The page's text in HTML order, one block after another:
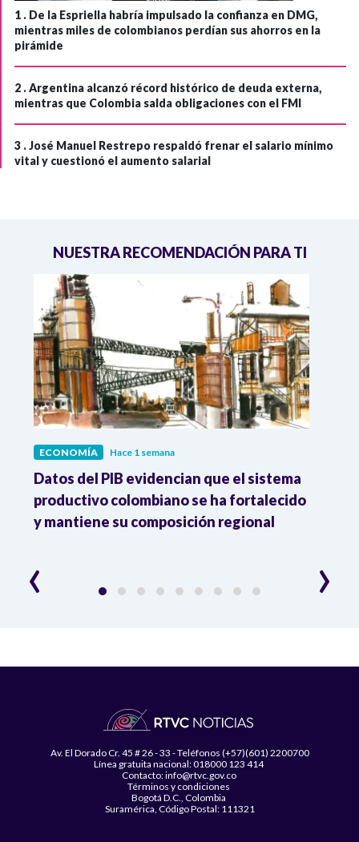
1 . De la Espriella habría impulsado la confianza en DMG,
mientras miles de colombianos perdían sus ahorros en la
pirámide
2 .Argentina alcanzó récord histórico de deuda externa,
mientras que Colombia salda obligaciones con el FMI
3 .José Manuel Restrepo respaldó frenar el salario mínimo
vital y cuestionó el aumento salarial
NUESTRA RECOMENDACIÓN PARA TI
ECONOMÍA Hace 1 semana
Datos del PIB evidencian que el sistema
productivo colombiano se ha fortalecido
y mantiene su composición regional
‹ ›
Av. El Dorado Cr. 45 # 26 - 33 - Teléfonos (+57)(601) 2200700
Línea gratuita nacional: 018000 123 414
Contacto: info@rtvc.gov.co
Términos y condiciones
Bogotá D.C., Colombia
Suramérica, Código Postal: 111321